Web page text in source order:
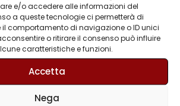
e/o accedere alle informazioni del
a queste tecnologie ci permetterà di
comportamento di navigazione o ID unici
o ritirare il consenso può influire
caratteristiche e funzioni.
Accetta
Nega
corso degli anni.Tutti i clienti
privati o aziende, trovano
Gli Svuota Tutto un valido
solo in caso di sgomberi ma
movimentazioni
di diverso genere
di cantine, solai e stabili. Il